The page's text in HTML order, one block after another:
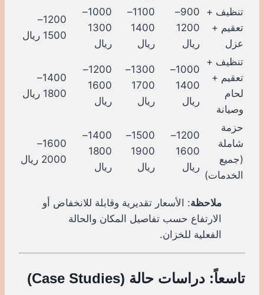
تنظيف +
تعقيم +
عزل
900–
1200
ريال
1100–
1400
ريال
1000–
1300
ريال
1200–
1500 ريال
تنظيف +
تعقيم +
لحام
وصيانة
1000–
1400
ريال
1300–
1700
ريال
1200–
1600
ريال
1400–
1800 ريال
حزمة
شاملة
(جميع
الخدمات)
1200–
1600
ريال
1500–
1900
ريال
1400–
1800
ريال
1600–
2000 ريال
ملاحظة: الأسعار تقديرية وقابلة للانخفاض أو
الارتفاع حسب تفاصيل المكان والحالة
الفعلية للخزان.
تاسعاً: دراسات حالة (Case Studies)